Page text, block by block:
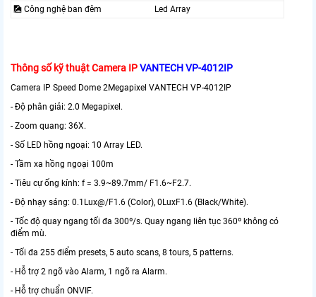
🎑 Công nghệ ban đêm
Led Array
Thông số kỹ thuật Camera IPVANTECH VP-4012IP
Camera IP Speed Dome 2Megapixel VANTECH VP-4012IP
- Độ phân giải: 2.0 Megapixel.
- Zoom quang: 36X.
- Số LED hồng ngoại: 10 Array LED.
- Tầm xa hồng ngoại 100m
- Tiêu cự ống kính: f = 3.9~89.7mm/ F1.6~F2.7.
- Độ nhạy sáng: 0.1Lux@/F1.6 (Color), 0LuxF1.6 (Black/White).
- Tốc độ quay ngang tối đa 300º/s. Quay ngang liên tục 360º không có
điểm mù.
- Tối đa 255 điểm presets, 5 auto scans, 8 tours, 5 patterns.
- Hỗ trợ 2 ngõ vào Alarm, 1 ngõ ra Alarm.
- Hỗ trợ chuẩn ONVIF.